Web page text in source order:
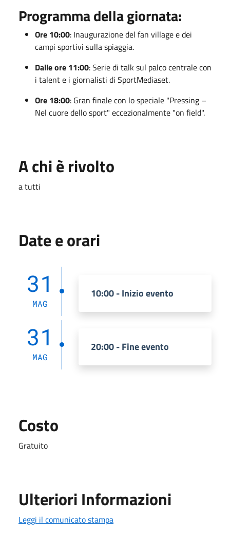
Programma della giornata:
Ore 10:00: Inaugurazione del fan village e dei
campi sportivi sulla spiaggia.
Dalle ore 11:00: Serie di talk sul palco centrale con
i talent e i giornalisti di SportMediaset.
Ore 18:00: Gran finale con lo speciale "Pressing –
Nel cuore dello sport" eccezionalmente "on field".
A chi è rivolto
a tutti
Date e orari
31
MAG
10:00 - Inizio evento
31
MAG
20:00 - Fine evento
Costo
Gratuito
Ulteriori Informazioni
Leggi il comunicato stampa